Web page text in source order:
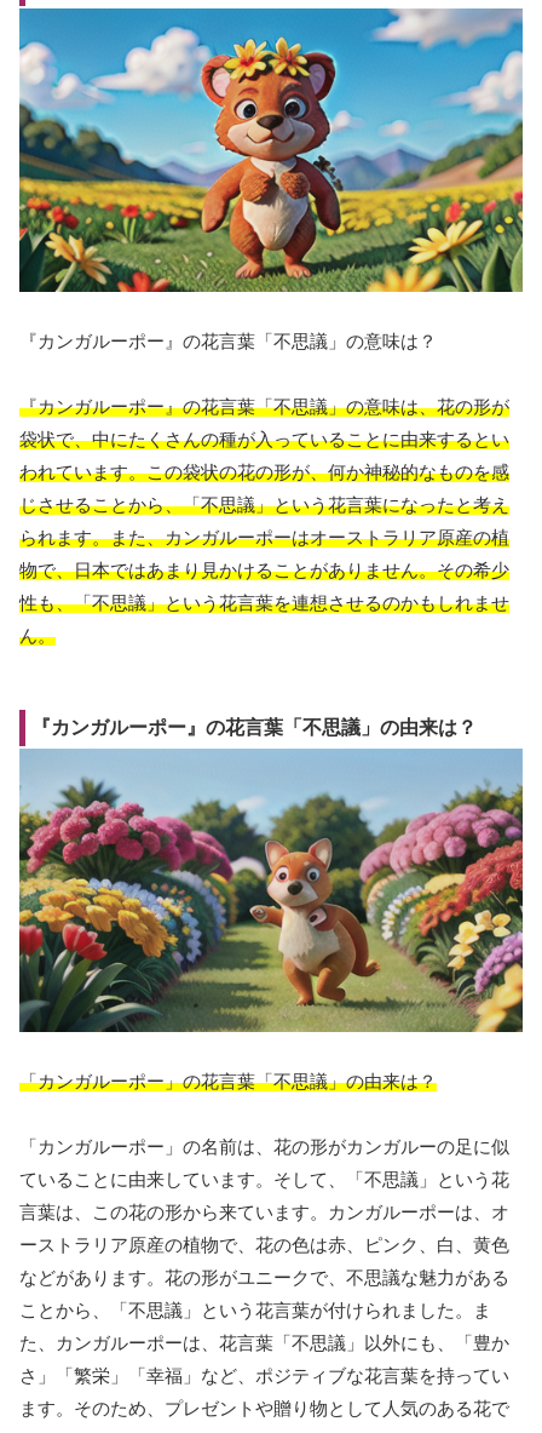
『カンガルーポー』の花言葉「不思議」の意味は？
『カンガルーポー』の花言葉「不思議」の意味は、花の形が
袋状で、中にたくさんの種が入っていることに由来するとい
われています。この袋状の花の形が、何か神秘的なものを感
じさせることから、「不思議」という花言葉になったと考え
られます。また、カンガルーポーはオーストラリア原産の植
物で、日本ではあまり見かけることがありません。その希少
性も、「不思議」という花言葉を連想させるのかもしれませ
ん。
『カンガルーポー』の花言葉「不思議」の由来は？
「カンガルーポー」の花言葉「不思議」の由来は？
「カンガルーポー」の名前は、花の形がカンガルーの足に似
ていることに由来しています。そして、「不思議」という花
言葉は、この花の形から来ています。カンガルーポーは、オ
ーストラリア原産の植物で、花の色は赤、ピンク、白、黄色
などがあります。花の形がユニークで、不思議な魅力がある
ことから、「不思議」という花言葉が付けられました。ま
た、カンガルーポーは、花言葉「不思議」以外にも、「豊か
さ」「繁栄」「幸福」など、ポジティブな花言葉を持ってい
ます。そのため、プレゼントや贈り物として人気のある花で